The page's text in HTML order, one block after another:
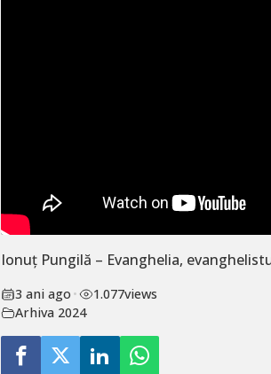
Ionuț Pungilă – Evanghelia,
3 ani ago • 1.077views
Arhiva 2024